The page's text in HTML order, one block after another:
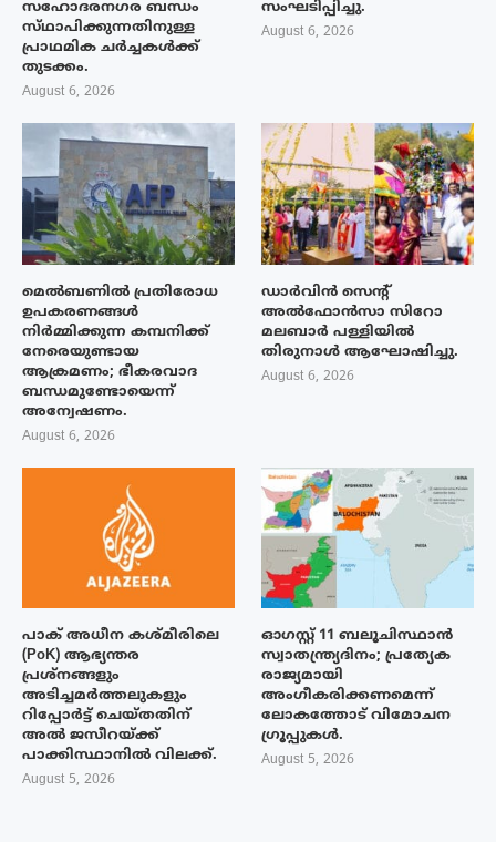
സഹോദരനഗര ബന്ധം
സ്‌ഥാപിക്കുന്നതിനുള്ള
പ്രാഥമിക ചർച്ചകൾക്ക്
തുടക്കം.
August 6, 2026
സംഘടിപ്പിച്ചു.
August 6, 2026
മെൽബണിൽ പ്രതിരോധ
ഉപകരണങ്ങൾ
നിർമ്മിക്കുന്ന കമ്പനിക്ക്
നേരെയുണ്ടായ
ആക്രമണം; ഭീകരവാദ
ബന്ധമുണ്ടോയെന്ന്
അന്വേഷണം.
August 6, 2026
ഡാർവിൻ സെന്റ്
അൽഫോൻസാ സിറോ
മലബാർ പള്ളിയിൽ
തിരുനാൾ ആഘോഷിച്ചു.
August 6, 2026
പാക് അധീന കശ്മീരിലെ
(PoK) ആഭ്യന്തര
പ്രശ്നങ്ങളും
അടിച്ചമർത്തലുകളും
റിപ്പോർട്ട് ചെയ്തതിന്
അൽ ജസീറയ്‌ക്ക്
പാക്കിസ്ഥാനിൽ വിലക്ക്.
August 5, 2026
ഓഗസ്റ്റ് 11 ബലൂചിസ്ഥാൻ
സ്വാതന്ത്ര്യദിനം; പ്രത്യേക
രാജ്യമായി
അംഗീകരിക്കണമെന്ന്
ലോകത്തോട് വിമോചന
ഗ്രൂപ്പുകൾ.
August 5, 2026